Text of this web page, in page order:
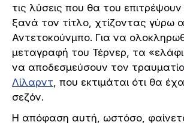
τις λύσεις που θα του επιτρέψουν
ξανά τον τίτλο, χτίζοντας γύρω
Αντετοκούνμπο. Για να
μεταγραφή του Τέρνερ, τα
να αποδεσμεύσουν τον
Λίλαρντ, που εκτιμάται ότι θα
σεζόν.
Η απόφαση αυτή, ωστόσο,